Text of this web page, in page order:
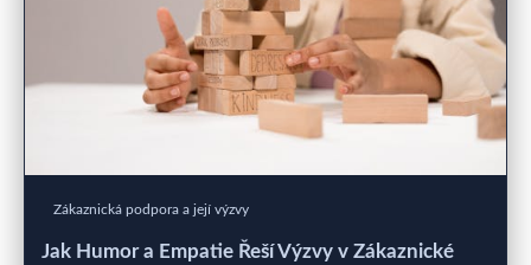
Zákaznická podpora a její výzvy
Jak Humor a Empatie Řeší Výzvy v Zákaznické